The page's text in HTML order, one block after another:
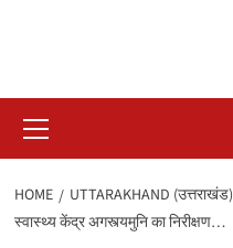
Menu
HOME UTTARAKHAND (उत्तराखंड)
स्वास्थ्य केंद्र अगस्त्यमुनि का निरीक्षण…